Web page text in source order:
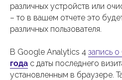
различных устройств или
– то в вашем отчете это
различных пользователя.
В Google Analytics 4 запись о
года с даты последнего
установленным в браузере.